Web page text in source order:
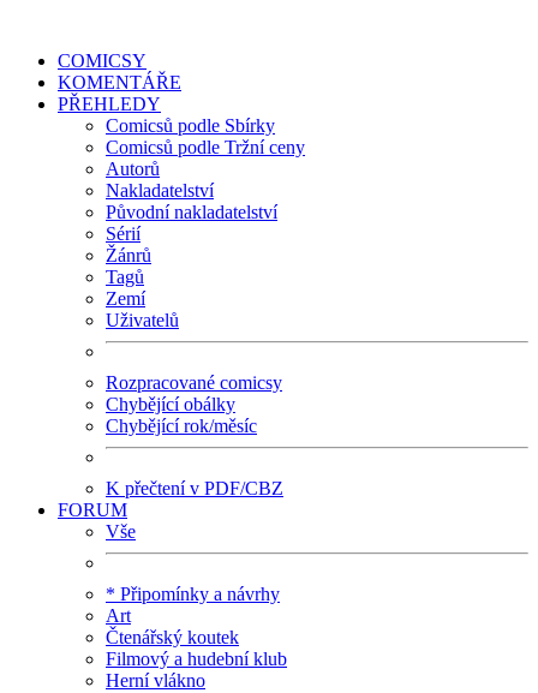
COMICSY
KOMENTÁŘE
PŘEHLEDY
Comicsů podle Sbírky
Comicsů podle Tržní ceny
Autorů
Nakladatelství
Původní nakladatelství
Sérií
Žánrů
Tagů
Zemí
Uživatelů
Rozpracované comicsy
Chybějící obálky
Chybějící rok/měsíc
K přečtení v PDF/CBZ
FORUM
Vše
* Připomínky a návrhy
Art
Čtenářský koutek
Filmový a hudební klub
Herní vlákno